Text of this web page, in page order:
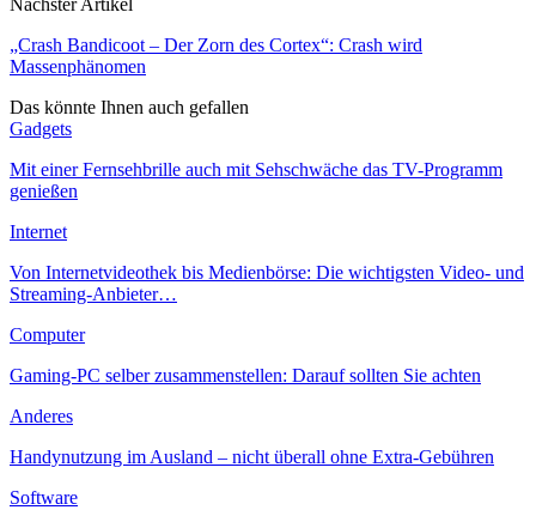
Nächster Artikel
„Crash Bandicoot – Der Zorn des Cortex“: Crash wird
Massenphänomen
Das könnte Ihnen auch gefallen
Gadgets
Mit einer Fernsehbrille auch mit Sehschwäche das TV-Programm
genießen
Internet
Von Internetvideothek bis Medienbörse: Die wichtigsten Video- und
Streaming-Anbieter…
Computer
Gaming-PC selber zusammenstellen: Darauf sollten Sie achten
Anderes
Handynutzung im Ausland – nicht überall ohne Extra-Gebühren
Software